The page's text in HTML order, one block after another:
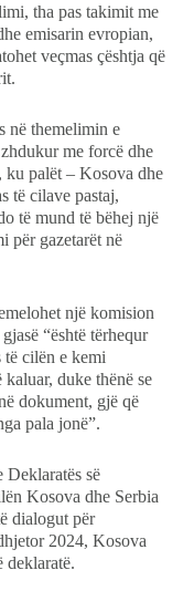
tha pas takimit me
emisarin evropian,
veçmas çështja që
në themelimin e
me forcë dhe
ku palët – Kosova dhe
të cilave pastaj,
të mund të bëhej një
për gazetarët në
një komision
“është tërhequr
të cilën e kemi
duke thënë se
dokument, gjë që
pala jonë”.
Deklaratës së
Kosova dhe Serbia
dialogut për
2024, Kosova
deklaratë.